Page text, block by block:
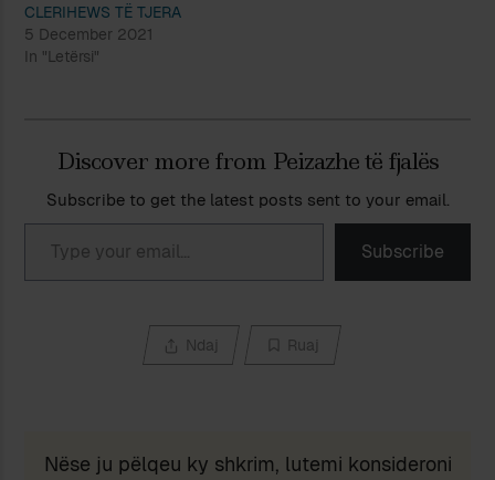
CLERIHEWS TË TJERA
5 December 2021
In "Letërsi"
Discover more from Peizazhe të fjalës
Subscribe to get the latest posts sent to your email.
Type your email…
Subscribe
Ndaj Ruaj
Nëse ju pëlqeu ky shkrim, lutemi konsideroni